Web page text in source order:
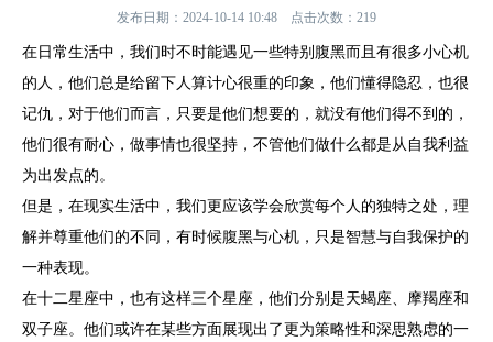
发布日期：2024-10-14 10:48 点击次数：219
在日常生活中，我们时不时能遇见一些特别腹黑而且有很多小心机
的人，他们总是给留下人算计心很重的印象，他们懂得隐忍，也很
记仇，对于他们而言，只要是他们想要的，就没有他们得不到的，
他们很有耐心，做事情也很坚持，不管他们做什么都是从自我利益
为出发点的。
但是，在现实生活中，我们更应该学会欣赏每个人的独特之处，理
解并尊重他们的不同，有时候腹黑与心机，只是智慧与自我保护的
一种表现。
在十二星座中，也有这样三个星座，他们分别是天蝎座、摩羯座和
双子座。他们或许在某些方面展现出了更为策略性和深思熟虑的一